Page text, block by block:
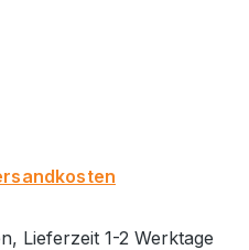
Lieferzeit 1-2 Werktage